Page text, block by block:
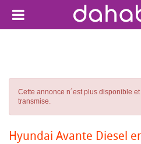
Cette annonce n´est plus disponible
transmise.
Hyundai Avante Diesel